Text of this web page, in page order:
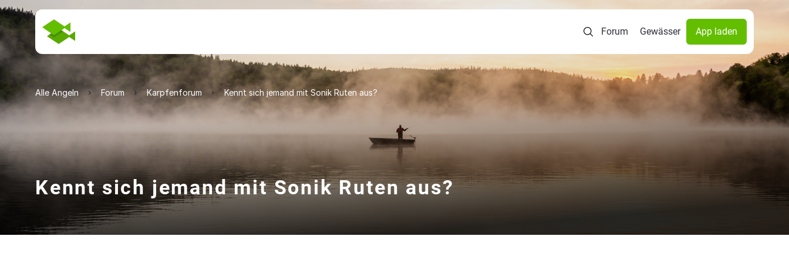
Forum Gewässer App laden
Alle Angeln Forum Karpfenforum Kennt sich jemand mit Sonik Ruten aus?
Kennt sich jemand mit Sonik Ruten aus?